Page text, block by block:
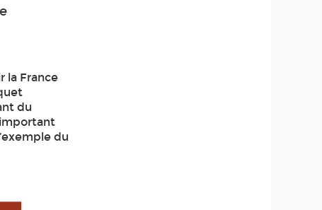
la France
du
important
du